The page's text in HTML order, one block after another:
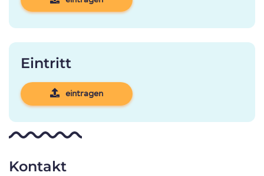
Eintritt
eintragen
Kontakt